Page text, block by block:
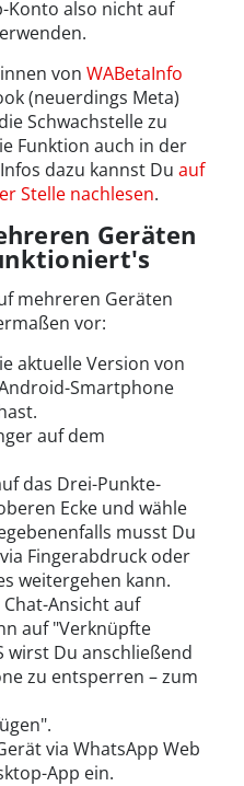
Konto also nicht auf
von WABetaInfo
(neuerdings Meta)
Schwachstelle zu
Funktion auch in der
dazu kannst Du auf
Stelle nachlesen.
Geräten
mehreren Geräten
vor:
aktuelle Version von
Smartphone
auf dem
das Drei-Punkte-
Ecke und wähle
musst Du
Fingerabdruck oder
weitergehen kann.
Ansicht auf
auf "Verknüpfte
wirst Du anschließend
zu entsperren – zum
via WhatsApp Web
App ein.